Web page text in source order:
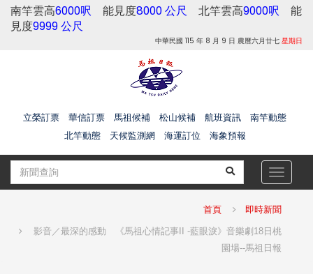
南竿雲高6000呎 能見度8000 公尺 北竿雲高9000呎 能
見度9999 公尺
中華民國 115 年 8 月 9 日 農曆六月廿七 星期日
立榮訂票 華信訂票 馬祖候補 松山候補 航班資訊
南竿動態
北竿動態
天候監測網 海運訂位 海象預報
Toggle
首頁 即時新聞
影音／最深的感動 《馬祖心情記事II -藍眼淚》音樂劇18日桃
園場--馬祖日報